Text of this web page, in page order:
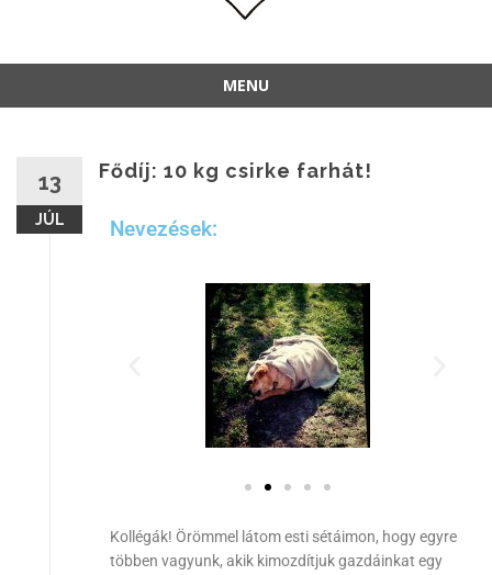
MENU
13
JÚL
Fődíj: 10 kg csirke farhát!
Nevezések:
Kollégák! Örömmel látom esti sétáimon, hogy egyre
többen vagyunk, akik kimozdítjuk gazdáinkat egy